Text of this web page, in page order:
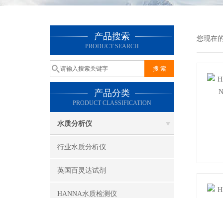
产品搜索
PRODUCT SEARCH
产品分类
PRODUCT CLASSIFICATION
水质分析仪
行业水质分析仪
英国百灵达试剂
HANNA水质检测仪
您现在